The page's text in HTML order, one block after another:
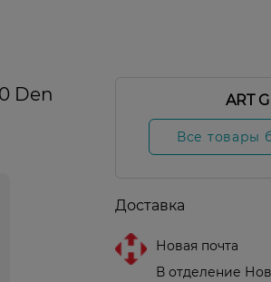
Den ART G
Все товары
Доставка
Новая почта
В отделение